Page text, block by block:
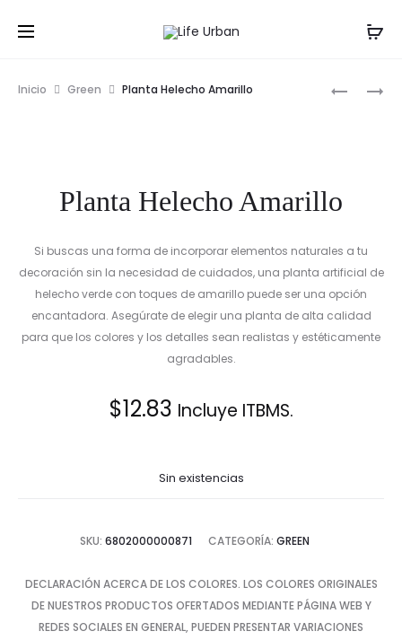
PLANTAS
PLANTA
Inicio Green Planta Helecho Amarillo
Planta Helecho Amarillo
Si buscas una forma de incorporar elementos naturales a tu
decoración sin la necesidad de cuidados, una planta artificial de
helecho verde con toques de amarillo puede ser una opción
encantadora. Asegúrate de elegir una planta de alta calidad
para que los colores y los detalles sean realistas y estéticamente
agradables.
$12.83 Incluye ITBMS.
Sin existencias
SKU: 6802000000871 CATEGORÍA: GREEN
DECLARACIÓN ACERCA DE LOS COLORES. LOS COLORES ORIGINALES
DE NUESTROS PRODUCTOS OFERTADOS MEDIANTE PÁGINA WEB Y
REDES SOCIALES EN GENERAL, PUEDEN PRESENTAR VARIACIONES